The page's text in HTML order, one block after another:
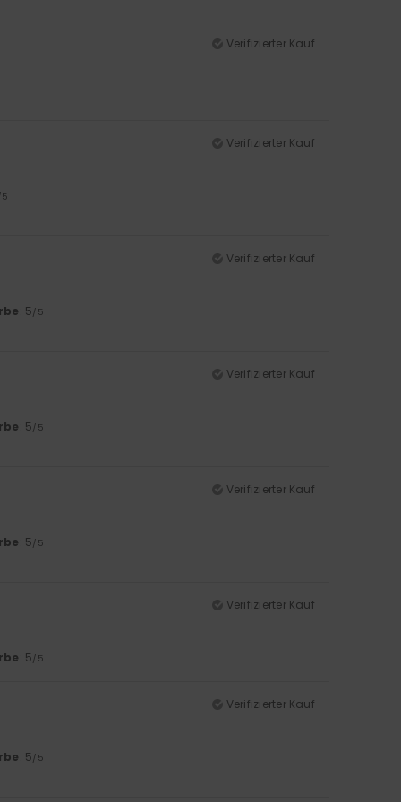
Verifizierter Kauf
Verifizierter Kauf
Verifizierter Kauf
: 5/5
Verifizierter Kauf
: 5/5
Verifizierter Kauf
: 5/5
Verifizierter Kauf
: 5/5
Verifizierter Kauf
: 5/5